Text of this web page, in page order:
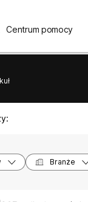
Centrum pomocy
Branże